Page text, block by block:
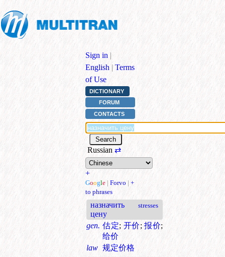
Sign in |
English | Terms
of Use
DICTIONARY
FORUM
CONTACTS
Russian ⇄
+
Google | Forvo | +
to phrases
назначить
цену
stresses
gen. 估定; 开价;报价;
给价
law 规定价格